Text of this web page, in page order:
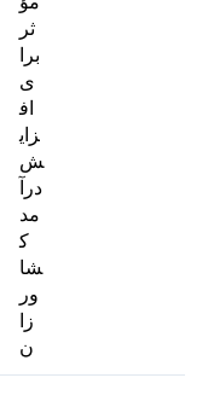
ثر
برا
ی
اف
زای
ش
درآ
مد
ک
شا
ور
زا
ن